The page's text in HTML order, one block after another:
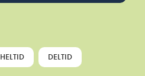
HELTID DELTID